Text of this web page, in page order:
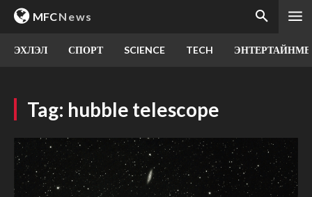
MFCNews
ЭХЛЭЛ СПОРТ SCIENCE TECH
Tag: hubble telescope